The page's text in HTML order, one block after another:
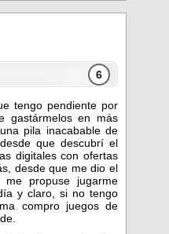
6
tengo pendiente por
gastármelos en más
pila inacabable de
que descubrí el
digitales con ofertas
desde que me dio el
propuse jugarme
y claro, si no tengo
compro juegos de